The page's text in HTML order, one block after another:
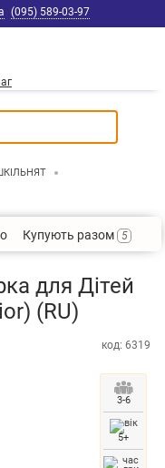
(095) 589-03-97
Купують разом 5
для Дітей
(RU)
код: 6319
3-6
5+